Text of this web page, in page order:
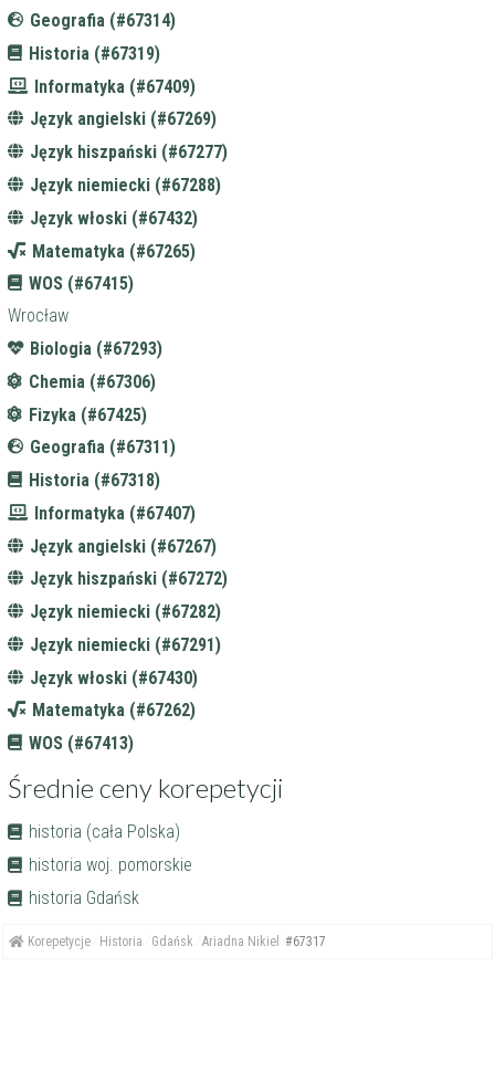
Geografia (#67314)
Historia (#67319)
Informatyka (#67409)
Język angielski (#67269)
Język hiszpański (#67277)
Język niemiecki (#67288)
Język włoski (#67432)
Matematyka (#67265)
WOS (#67415)
Wrocław
Biologia (#67293)
Chemia (#67306)
Fizyka (#67425)
Geografia (#67311)
Historia (#67318)
Informatyka (#67407)
Język angielski (#67267)
Język hiszpański (#67272)
Język niemiecki (#67282)
Język niemiecki (#67291)
Język włoski (#67430)
Matematyka (#67262)
WOS (#67413)
Średnie ceny korepetycji
historia (cała Polska)
historia woj. pomorskie
historia Gdańsk
Korepetycje Historia Gdańsk Ariadna Nikiel #67317